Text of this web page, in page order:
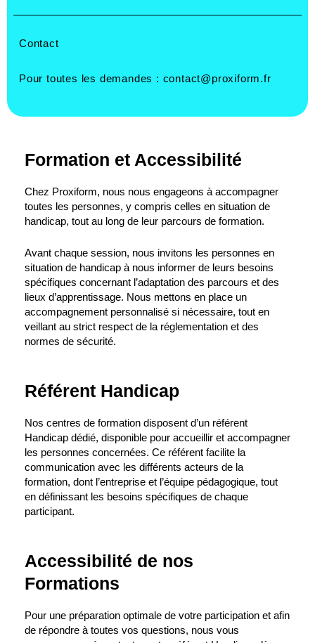
Contact
Pour toutes les demandes : contact@proxiform.fr
Formation et Accessibilité
Chez Proxiform, nous nous engageons à accompagner
toutes les personnes, y compris celles en situation de
handicap, tout au long de leur parcours de formation.
Avant chaque session, nous invitons les personnes en
situation de handicap à nous informer de leurs besoins
spécifiques concernant l’adaptation des parcours et des
lieux d’apprentissage. Nous mettons en place un
accompagnement personnalisé si nécessaire, tout en
veillant au strict respect de la réglementation et des
normes de sécurité.
Référent Handicap
Nos centres de formation disposent d’un référent
Handicap dédié, disponible pour accueillir et accompagner
les personnes concernées. Ce référent facilite la
communication avec les différents acteurs de la
formation, dont l’entreprise et l’équipe pédagogique, tout
en définissant les besoins spécifiques de chaque
participant.
Accessibilité de nos
Formations
Pour une préparation optimale de votre participation et afin
de répondre à toutes vos questions, nous vous